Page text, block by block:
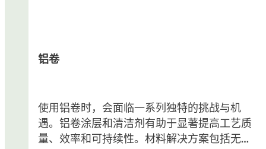
铝卷
使用铝卷时，会面临一系列独特的挑战与机
遇。铝卷涂层和清洁剂有助于显著提高工艺质
量、效率和可持续性。材料解决方案包括无铬